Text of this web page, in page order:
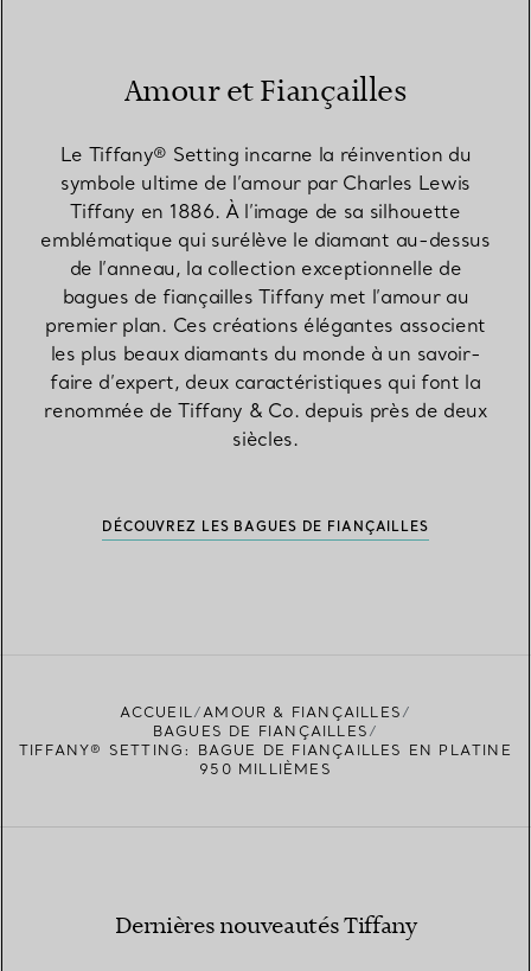
Amour et Fiançailles
Le Tiffany® Setting incarne la réinvention du
symbole ultime de l’amour par Charles Lewis
Tiffany en 1886. À l’image de sa silhouette
emblématique qui surélève le diamant au-dessus
de l’anneau, la collection exceptionnelle de
bagues de fiançailles Tiffany met l’amour au
premier plan. Ces créations élégantes associent
les plus beaux diamants du monde à un savoir-
faire d’expert, deux caractéristiques qui font la
renommée de Tiffany & Co. depuis près de deux
siècles.
DÉCOUVREZ LES BAGUES DE FIANÇAILLES
ACCUEIL
AMOUR & FIANÇAILLES
BAGUES DE FIANÇAILLES
TIFFANY® SETTING: BAGUE DE FIANÇAILLES EN PLATINE
950 MILLIÈMES
Dernières nouveautés Tiffany